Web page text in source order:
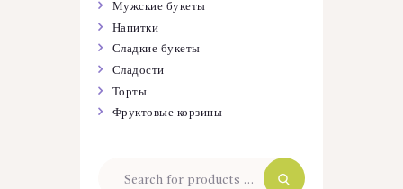
Мужские букеты
Напитки
Сладкие букеты
Сладости
Торты
Фруктовые корзины